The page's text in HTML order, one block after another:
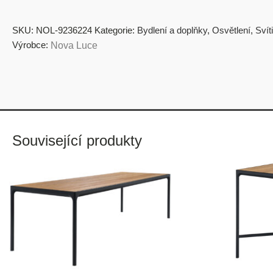
SKU: NOL-9236224 Kategorie: Bydlení a doplňky, Osvětlení,
Výrobce: Nova Luce
Související produkty